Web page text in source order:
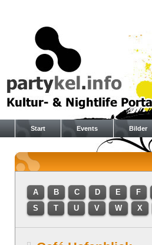
Start Events Bilder
A B C D E F
S
T U V W X